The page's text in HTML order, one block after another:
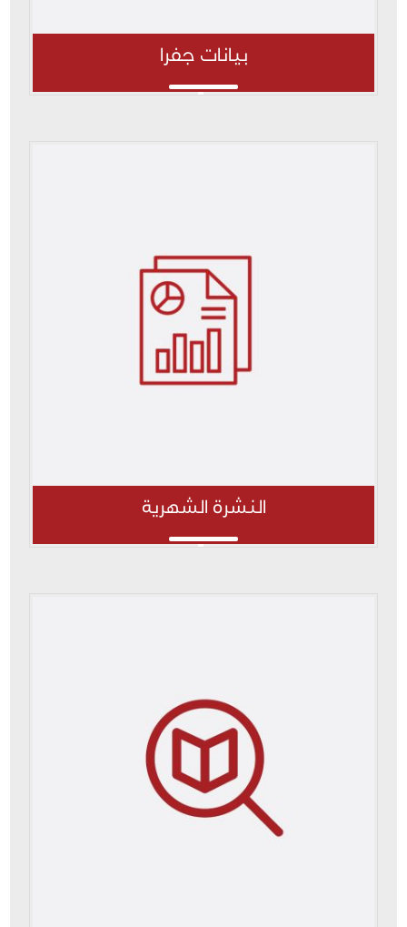
بيانات جفرا
النشرة الشهرية